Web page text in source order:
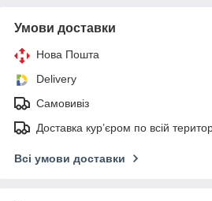
Умови доставки
Нова Пошта
Delivery
Самовивіз
Доставка кур’єром по всій
Всі умови доставки